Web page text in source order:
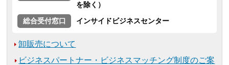
を除く）
総合受付窓口
インサイドビジネスセンター
卸販売について
ビジネスパートナー・ビジネスマッチング制度のご案